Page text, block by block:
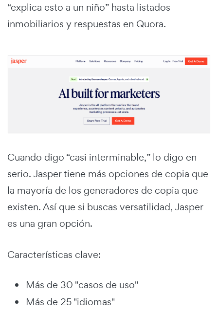
“explica esto a un niño” hasta listados
inmobiliarios y respuestas en Quora.
Cuando digo “casi interminable,” lo digo en
serio. Jasper tiene más opciones de copia que
la mayoría de los generadores de copia que
existen. Así que si buscas versatilidad, Jasper
es una gran opción.
Características clave:
Más de 30 "casos de uso"
Más de 25 "idiomas"